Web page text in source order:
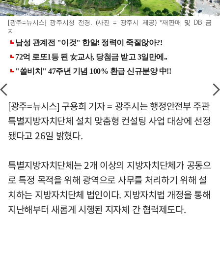
[광주=뉴시스] 광주시청 전경. (사진 = 광주시 제공) *재판매 및 DB 금
지
[광주=뉴시스] 구용희 기자 = 광주시는 행정안전부 주관
특별지방자치단체 설치 맞춤형 컨설팅 사업 대상에 선정
됐다고 26일 밝혔다.
특별지방자치단체는 2개 이상의 지방자치단체가 공동으
로 특정 목적을 위해 광역으로 사무를 처리하기 위해 설
치하는 지방자치단체 법인이다. 지방자치법 개정을 통해
지난해부터 새롭게 시행된 지자체 간 협력제도다.